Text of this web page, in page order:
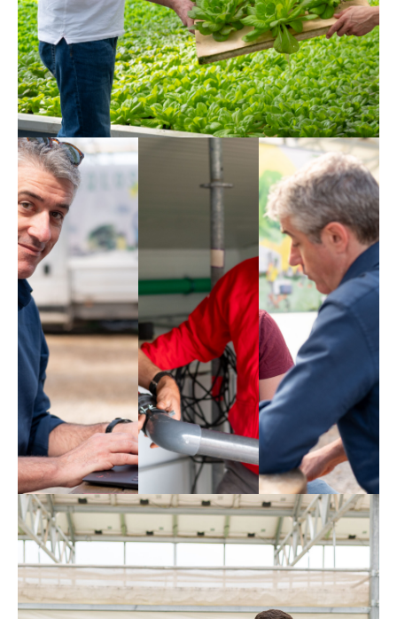
David
SOLOS è
un passo
piccolo ma
importante
verso una
produzione
alimentare
più
sostenibile.
Armin
&
Thomas
Thomas
&
David
I quattro moschettieri